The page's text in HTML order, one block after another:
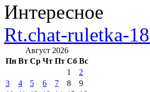
Интересное
Rt.chat-ruletka-
Август 2026
Пн Вт Ср Чт Пт Сб Вс
1
2
3
4 5 6 7 8
9